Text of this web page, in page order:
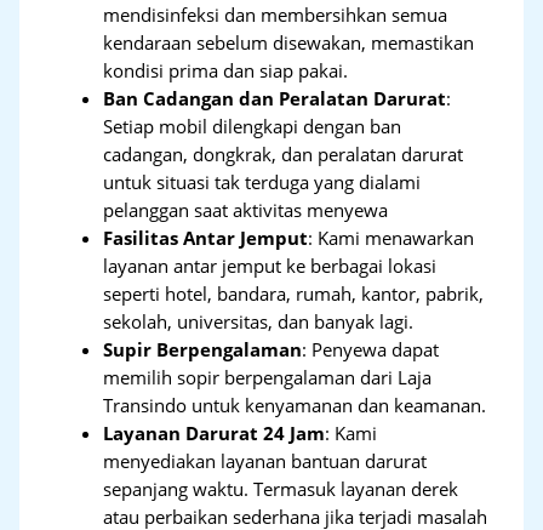
mendisinfeksi dan membersihkan semua
kendaraan sebelum disewakan, memastikan
kondisi prima dan siap pakai.
Ban Cadangan dan Peralatan Darurat:
Setiap mobil dilengkapi dengan ban
cadangan, dongkrak, dan peralatan darurat
untuk situasi tak terduga yang dialami
pelanggan saat aktivitas menyewa
Fasilitas Antar Jemput: Kami menawarkan
layanan antar jemput ke berbagai lokasi
seperti hotel, bandara, rumah, kantor, pabrik,
sekolah, universitas, dan banyak lagi.
Supir Berpengalaman: Penyewa dapat
memilih sopir berpengalaman dari Laja
Transindo untuk kenyamanan dan keamanan.
Layanan Darurat 24 Jam: Kami
menyediakan layanan bantuan darurat
sepanjang waktu. Termasuk layanan derek
atau perbaikan sederhana jika terjadi masalah